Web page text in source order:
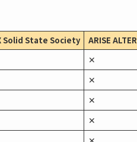
Solid State Society ARISE
✕
✕
✕
✕